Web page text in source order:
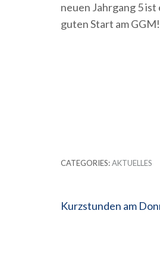
neuen Jahrgang 5
guten Start am GGM!
CATEGORIES:AKTUELLES
Kurzstunden am